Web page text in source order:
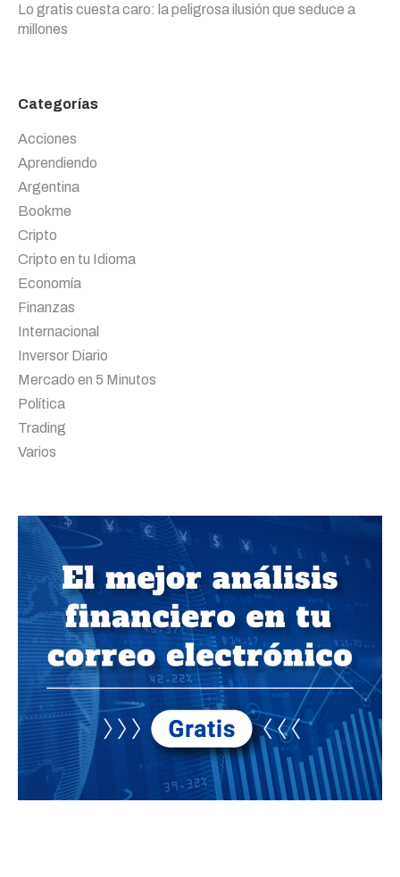
Lo gratis cuesta caro: la peligrosa ilusión que seduce a
millones
Categorías
Acciones
Aprendiendo
Argentina
Bookme
Cripto
Cripto en tu Idioma
Economía
Finanzas
Internacional
Inversor Diario
Mercado en 5 Minutos
Política
Trading
Varios